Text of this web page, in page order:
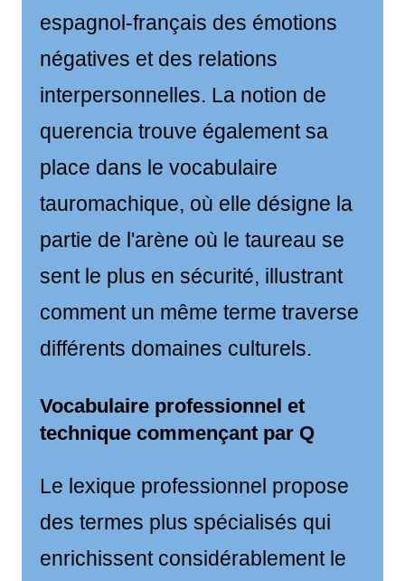
espagnol-français des émotions
négatives et des relations
interpersonnelles. La notion de
querencia trouve également sa
place dans le vocabulaire
tauromachique, où elle désigne la
partie de l'arène où le taureau se
sent le plus en sécurité, illustrant
comment un même terme traverse
différents domaines culturels.
Vocabulaire professionnel et
technique commençant par Q
Le lexique professionnel propose
des termes plus spécialisés qui
enrichissent considérablement le